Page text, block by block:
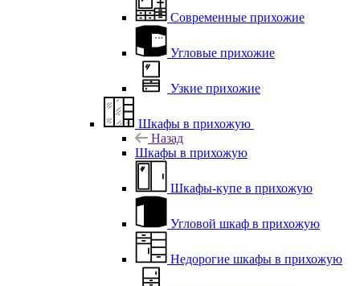
Современные прихожие
Угловые прихожие
Узкие прихожие
Шкафы в прихожую
Назад
Шкафы в прихожую
Шкафы-купе в прихожую
Угловой шкаф в прихожую
Недорогие шкафы в прихожую